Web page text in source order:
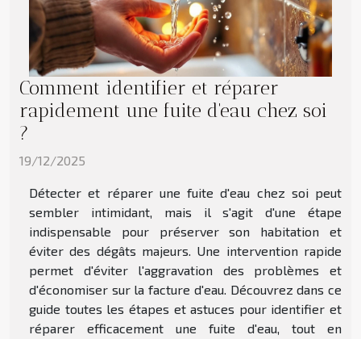
Comment identifier et réparer
rapidement une fuite d'eau chez soi
?
19/12/2025
Détecter et réparer une fuite d'eau chez soi peut
sembler intimidant, mais il s'agit d'une étape
indispensable pour préserver son habitation et
éviter des dégâts majeurs. Une intervention rapide
permet d'éviter l'aggravation des problèmes et
d'économiser sur la facture d'eau. Découvrez dans ce
guide toutes les étapes et astuces pour identifier et
réparer efficacement une fuite d'eau, tout en